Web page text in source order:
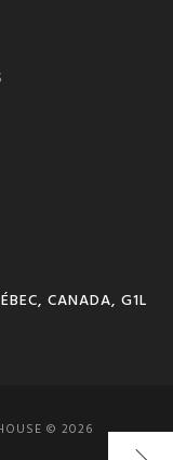
CANADA, G1L
© 2026